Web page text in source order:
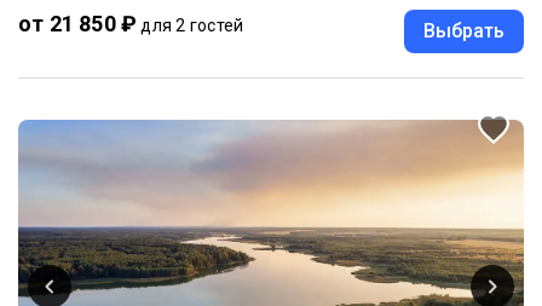
от 21 850 ₽ для 2 гостей Выбрать